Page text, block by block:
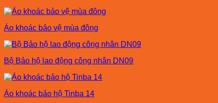
Áo khoác bảo vệ mùa đông
Bộ Bảo hộ lao động công nhân DN09
Áo khoác bảo hộ Tinba 14